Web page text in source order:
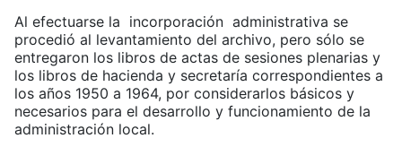
Al efectuarse la incorporación administrativa se
procedió al levantamiento del archivo, pero sólo se
entregaron los libros de actas de sesiones plenarias y
los libros de hacienda y secretaría correspondientes a
los años 1950 a 1964, por considerarlos básicos y
necesarios para el desarrollo y funcionamiento de la
administración local.